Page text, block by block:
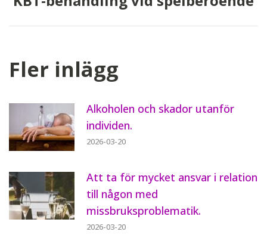
Fler inlägg
Alkoholen och skador utanför
individen.
2026-03-20
Att ta för mycket ansvar i relation
till någon med
missbruksproblematik.
2026-03-20